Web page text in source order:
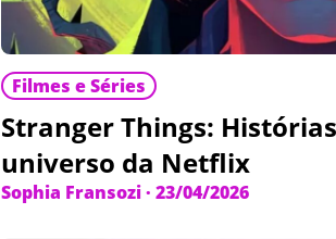
Filmes e Séries
Stranger Things:
universo da Netflix
Sophia Fransozi· 23/04/2026